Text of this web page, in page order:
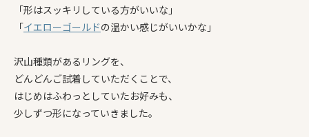
「形はスッキリしている方がいいな」
「イエローゴールドの温かい感じがいいかな」
沢山種類があるリングを、
どんどんご試着していただくことで、
はじめはふわっとしていたお好みも、
少しずつ形になっていきました。